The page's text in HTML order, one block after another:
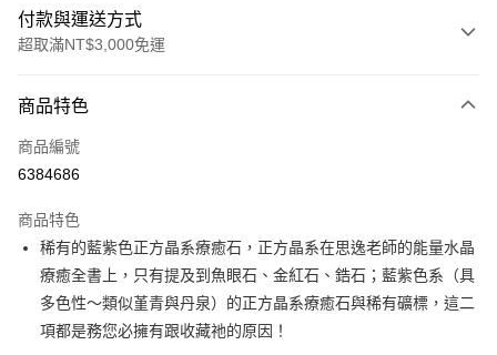
付款與運送方式
超取滿NT$3,000免運
信用卡一次付款
超商取貨付款
Apple Pay
街口支付
悠遊付
商品特色
商品編號
6384686
商品特色
稀有的藍紫色正方晶系療癒石，正方晶系在思逸老師的能量水晶
療癒全書上，只有提及到魚眼石、金紅石、鋯石；藍紫色系（具
多色性～類似堇青與丹泉）的正方晶系療癒石與稀有礦標，這二
項都是務您必擁有跟收藏祂的原因！